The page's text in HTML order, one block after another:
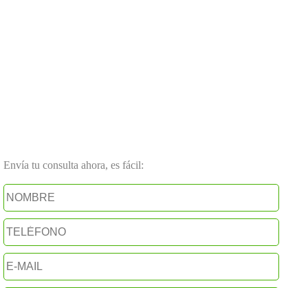
Envía tu consulta ahora, es fácil: